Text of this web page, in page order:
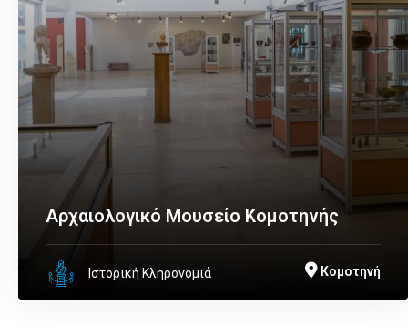
Αρχαιολογικό Μουσείο Κομοτηνής
Ιστορική Κληρονομιά Κομοτηνή